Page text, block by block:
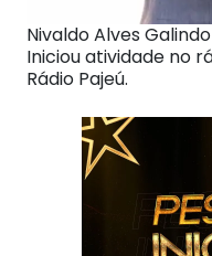
Nivaldo Alves
Iniciou atividade no
Rádio Pajeú.